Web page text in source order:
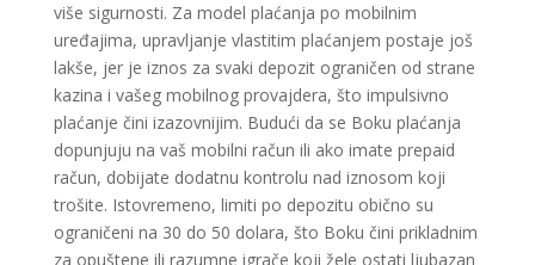
više sigurnosti. Za model plaćanja po mobilnim
uređajima, upravljanje vlastitim plaćanjem postaje još
lakše, jer je iznos za svaki depozit ograničen od strane
kazina i vašeg mobilnog provajdera, što impulsivno
plaćanje čini izazovnijim. Budući da se Boku plaćanja
dopunjuju na vaš mobilni račun ili ako imate prepaid
račun, dobijate dodatnu kontrolu nad iznosom koji
trošite. Istovremeno, limiti po depozitu obično su
ograničeni na 30 do 50 dolara, što Boku čini prikladnim
za opuštene ili razumne igrače koji žele ostati ljubazan